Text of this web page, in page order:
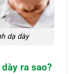
dạ dày
ra sao?